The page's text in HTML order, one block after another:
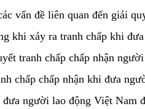
vấn đề liên quan đến giải
khi xảy ra tranh chấp khi
tranh chấp chấp nhận
chấp chấp nhận khi đưa
người lao động Việt Nam